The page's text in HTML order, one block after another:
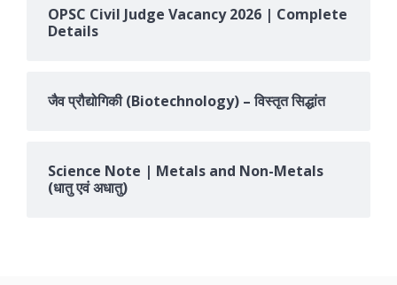
OPSC Civil Judge Vacancy 2026 | Complete
Details
जैव प्रौद्योगिकी (Biotechnology) – विस्तृत सिद्धांत
Science Note | Metals and Non-Metals
(धातु एवं अधातु)